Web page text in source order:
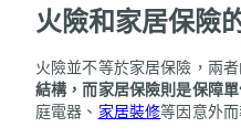
火險和家居保險
火險並不等於家居保險，兩
結構，而家居保險則是保障
庭電器、 家居裝修等因意外